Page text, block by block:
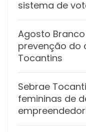
sistema de
Agosto
prevenção do
Tocantins
Sebrae
femininas de